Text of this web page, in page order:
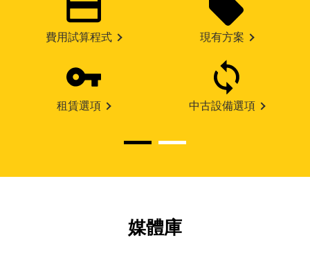
費用試算程式 現有方案
租賃選項 中古設備選項
媒體庫